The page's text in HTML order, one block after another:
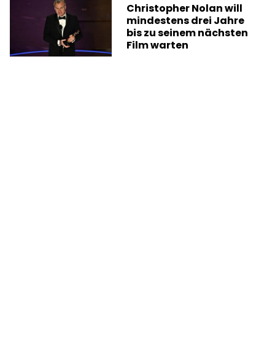
Christopher Nolan will
mindestens drei Jahre
bis zu seinem nächsten
Film warten